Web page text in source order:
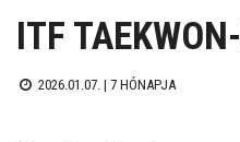
ITF
2026.01.07. | 7 HÓNAPJA